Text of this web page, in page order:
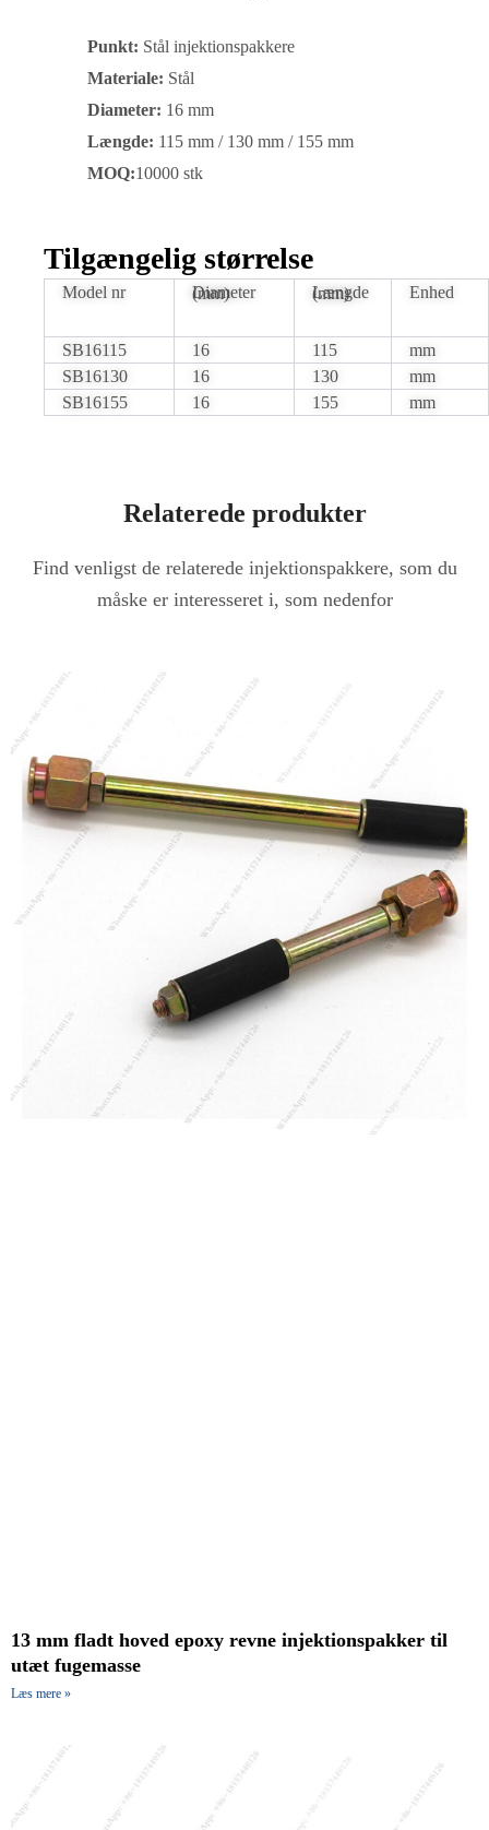
Punkt: Stål injektionspakkere
Materiale: Stål
Diameter: 16 mm
Længde: 115 mm / 130 mm / 155 mm
MOQ:10000 stk
Tilgængelig størrelse
Model nr Diameter (mm) Længde (mm) Enhed
SB16115 16 115
mm
SB16130
16 130
mm
SB16155
16 155 mm
Relaterede produkter
Find venligst de relaterede injektionspakkere, som du
måske er interesseret i, som nedenfor
13 mm fladt hoved epoxy revne injektionspakker til
utæt fugemasse
Læs mere »